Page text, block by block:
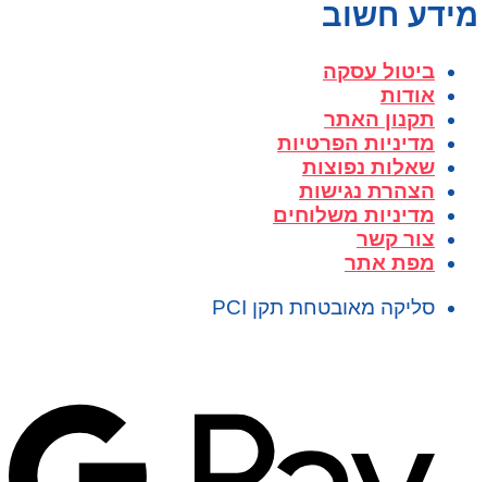
מידע חשוב
ביטול עסקה
אודות
תקנון האתר
מדיניות הפרטיות
שאלות נפוצות
הצהרת נגישות
מדיניות משלוחים
צור קשר
מפת אתר
סליקה מאובטחת תקן PCI